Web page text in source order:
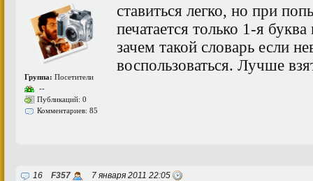
Группа: Посетители
--
Публикаций: 0
Комментариев: 85
ставиться легко, но при
печатается только 1-я
зачем такой словарь если
воспользоваться. Лучше
16 F357 7 января 2011 22:05